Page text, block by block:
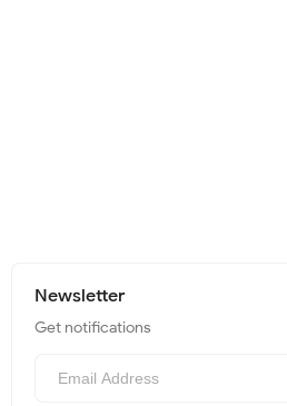
Newsletter
Get notifications